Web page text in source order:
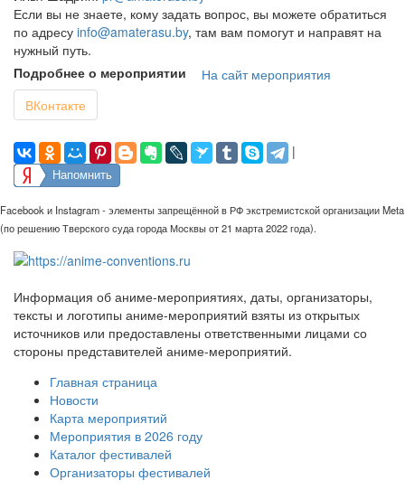
Если вы не знаете, кому задать вопрос, вы можете обратиться
по адресу info@amaterasu.by, там вам помогут и направят на
нужный путь.
Подробнее о мероприятии
На сайт мероприятия
ВКонтакте
|
Напомнить
Facebook и Instagram - элементы запрещённой в РФ экстремистской организации Meta
(по решению Тверского суда города Москвы от 21 марта 2022 года).
Информация об аниме-мероприятиях, даты, организаторы,
тексты и логотипы аниме-мероприятий взяты из открытых
источников или предоставлены ответственными лицами со
стороны представителей аниме-мероприятий.
Главная страница
Новости
Карта мероприятий
Мероприятия в 2026 году
Каталог фестивалей
Организаторы фестивалей